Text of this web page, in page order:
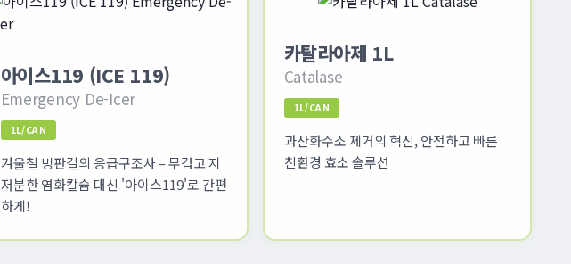
아이스119 (ICE 119)
Emergency De-Icer
1L/CAN
겨울철 빙판길의 응급구조사 – 무겁고 지
저분한 염화칼슘 대신 '아이스119'로 간편
하게!
카탈라아제 1L
Catalase
1L/CAN
과산화수소 제거의 혁신, 안전하고 빠른
친환경 효소 솔루션